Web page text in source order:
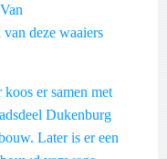
deze waaiers
er samen met
Dukenburg
Later is er een